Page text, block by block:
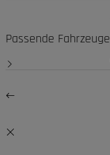
Passende Fahrzeuge